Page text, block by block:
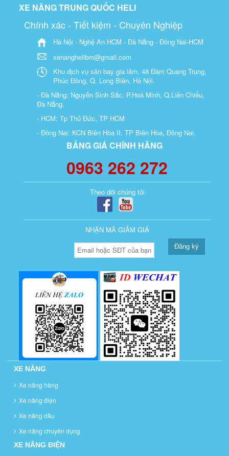
XE NÂNG TRUNG QUỐC HELI
Chính xác - Tiết kiệm - Chuyên Nghiệp
Hà Nội - Nghệ An HCM - Đà Nẵng - Đồng Nai-HCM
xenanghelibm@gmail.com
Khu dịch vụ sân bay gia lâm, 48 Đàm Quang Trung,
Phúc Đồng, Q. Long Biên, Hà Nội.
- Đà Nẵng: Nguyễn Sinh Sắc, P.Hoà Minh, Q.Liên Chiểu,
Đà Nẵng.
- HCM: Tp Thủ Đức, TP HCM
- Đồng Nai: KCN Biên Hòa II, TP Biên Hòa, Đồng Nai.
BẢNG GIÁ CHÍNH HÃNG
0963 262 272
Theo dõi chúng tôi
NHẬN MÃ GIẢM GIÁ
Đăng ký
XE NÂNG
Xe nâng hàng
Xe nâng điện
Xe nâng dầu
Xe nâng chuyên dụng
XE NÂNG ĐIỆN